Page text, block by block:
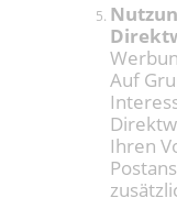
Auf
Ihren